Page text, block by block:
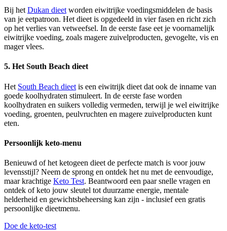
Bij het Dukan dieet worden eiwitrijke voedingsmiddelen de basis
van je eetpatroon. Het dieet is opgedeeld in vier fasen en richt zich
op het verlies van vetweefsel. In de eerste fase eet je voornamelijk
eiwitrijke voeding, zoals magere zuivelproducten, gevogelte, vis en
mager vlees.
5. Het South Beach dieet
Het South Beach dieet is een eiwitrijk dieet dat ook de inname van
goede koolhydraten stimuleert. In de eerste fase worden
koolhydraten en suikers volledig vermeden, terwijl je wel eiwitrijke
voeding, groenten, peulvruchten en magere zuivelproducten kunt
eten.
Persoonlijk keto-menu
Benieuwd of het ketogeen dieet de perfecte match is voor jouw
levensstijl? Neem de sprong en ontdek het nu met de eenvoudige,
maar krachtige Keto Test. Beantwoord een paar snelle vragen en
ontdek of keto jouw sleutel tot duurzame energie, mentale
helderheid en gewichtsbeheersing kan zijn - inclusief een gratis
persoonlijke dieetmenu.
Doe de keto-test